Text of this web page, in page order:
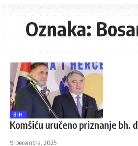
Oznaka:
BIH
Komšiću uručeno priznanje
9 Decembra, 2025